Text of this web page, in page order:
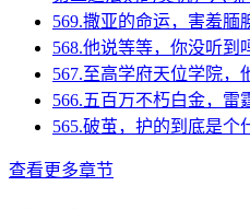
569.撒亚的命运，害羞腼
568.他说等等，你没听到
567.至高学府天位学院，
566.五百万不朽白金，雷
565.破茧，护的到底是个
查看更多章节